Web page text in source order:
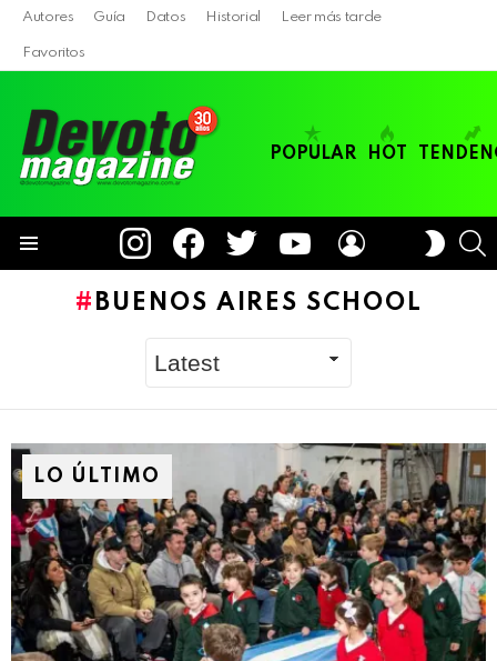
Autores Guía Datos Historial Leer más tarde
Favoritos
POPULAR HOT
instagramfacebooktwitter youtube
SKIN
BUENOS AIRES SCHOOL
LO ÚLTIMO